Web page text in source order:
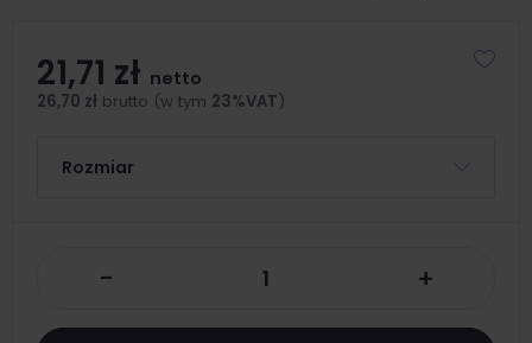
21,71 zł netto
26,70 zł brutto (w tym 23%VAT)
Rozmiar
- +